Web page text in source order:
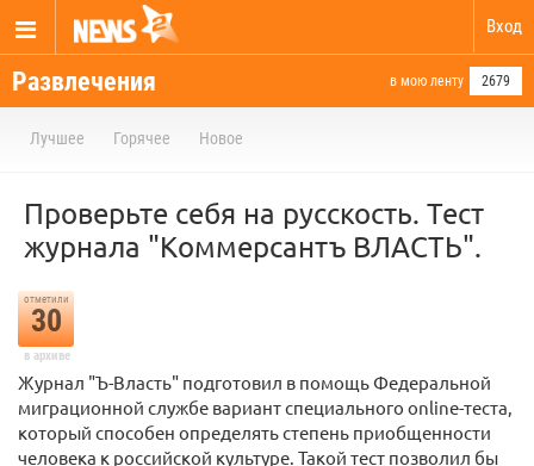
Вход
Развлечения в мою ленту 2679
Лучшее Горячее Новое
Проверьте себя на русскость. Тест
журнала "Коммерсантъ ВЛАСТЬ".
отметили
30
в архиве
Журнал "Ъ-Власть" подготовил в помощь Федеральной
миграционной службе вариант специального online-теста,
который способен определять степень приобщенности
человека к российской культуре. Такой тест позволил бы